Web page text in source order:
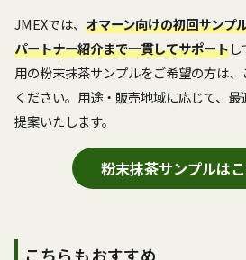
JMEXでは、 オマーン向けの初回サンプ
パートナー紹介まで一貫してサポート
用の粉末抹茶サンプルをご希望の方は
ください。用途・販売地域に応じて、
提案いたします。
粉末抹茶サンプルは
こちらもおすすめ